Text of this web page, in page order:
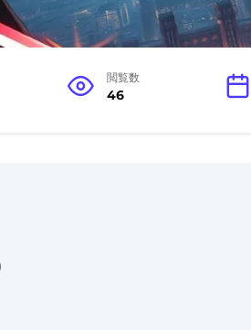
閲覧数
46